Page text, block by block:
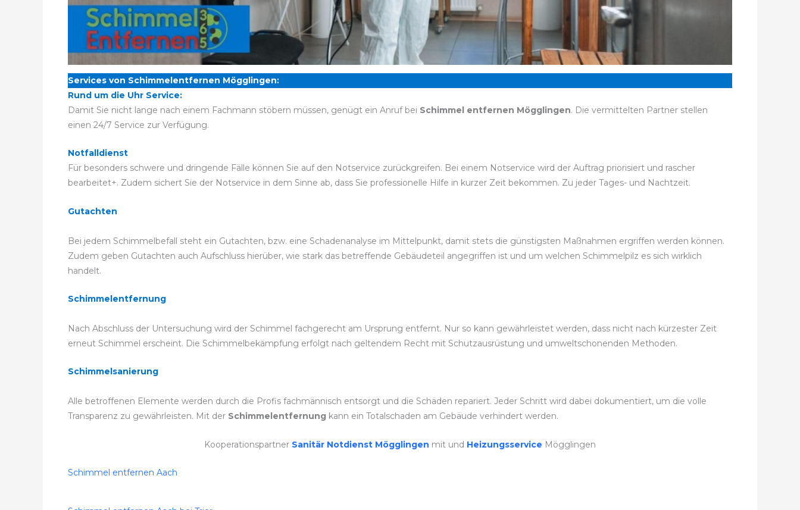
Services von Schimmelentfernen Mögglingen:
Rund um die Uhr Service:
Damit Sie nicht lange nach einem Fachmann stöbern müssen, genügt ein Anruf bei Schimmel entfernen Mögglingen. Die vermittelten Partner stellen
einen 24/7 Service zur Verfügung.
Notfalldienst
Für besonders schwere und dringende Fälle können Sie auf den Notservice zurückgreifen. Bei einem Notservice wird der Auftrag priorisiert und rascher
bearbeitet+. Zudem sichert Sie der Notservice in dem Sinne ab, dass Sie professionelle Hilfe in kurzer Zeit bekommen. Zu jeder Tages- und Nachtzeit.
Gutachten
Bei jedem Schimmelbefall steht ein Gutachten, bzw. eine Schadenanalyse im Mittelpunkt, damit stets die günstigsten Maßnahmen ergriffen werden können.
Zudem geben Gutachten auch Aufschluss hierüber, wie stark das betreffende Gebäudeteil angegriffen ist und um welchen Schimmelpilz es sich wirklich
handelt.
Schimmelentfernung
Nach Abschluss der Untersuchung wird der Schimmel fachgerecht am Ursprung entfernt. Nur so kann gewährleistet werden, dass nicht nach kürzester Zeit
erneut Schimmel erscheint. Die Schimmelbekämpfung erfolgt nach geltendem Recht mit Schutzausrüstung und umweltschonenden Methoden.
Schimmelsanierung
Alle betroffenen Elemente werden durch die Profis fachmännisch entsorgt und die Schäden repariert. Jeder Schritt wird dabei dokumentiert, um die volle
Transparenz zu gewährleisten. Mit der Schimmelentfernung kann ein Totalschaden am Gebäude verhindert werden.
Kooperationspartner Sanitär Notdienst Mögglingen mit und Heizungsservice Mögglingen
Schimmel entfernen Aach